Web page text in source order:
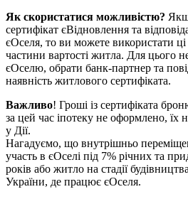
Як скористатися можливістю?
сертифікат єВідновлення та
єОселя, то ви можете використати
частини вартості житла. Для цього
єОселю, обрати банк-партнер та
наявність житлового сертифіката.
Важливо! Гроші із сертифіката
за цей час іпотеку не оформлено, їх
у Дії.
Нагадуємо, що внутрішньо
участь в єОселі під 7% річних та
років або житло на стадії
України, де працює єОселя.